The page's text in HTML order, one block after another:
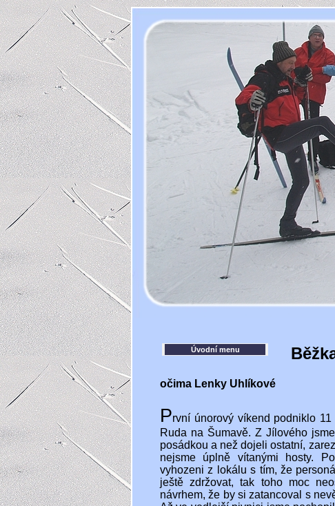
Úvodní menu
očima Lenky Uhlíkové
První únorový víkend podniklo
Ruda na Šumavě. Z Jílového
posádkou a než dojeli ostatní,
nejsme úplně vítanými hosty.
vyhozeni z lokálu s tím, že
ještě zdržovat, tak toho moc
návrhem, že by si zatancoval s